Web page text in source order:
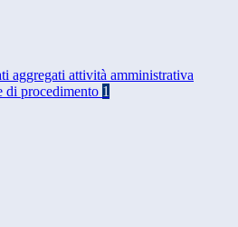
aggregati attività amministrativa
di procedimento 1